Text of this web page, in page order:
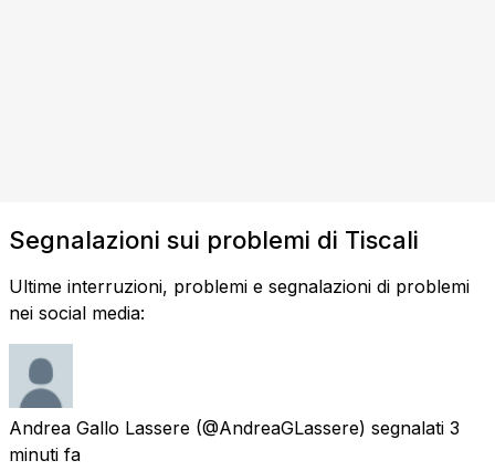
Segnalazioni sui problemi di Tiscali
Ultime interruzioni, problemi e segnalazioni di problemi
nei social media:
Andrea Gallo Lassere (@AndreaGLassere) segnalati 3
minuti fa